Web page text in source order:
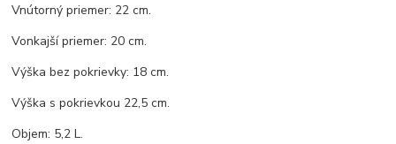
Vnútorný priemer: 22 cm.
Vonkajší priemer: 20 cm.
Výška bez pokrievky: 18 cm.
Výška s pokrievkou 22,5 cm.
Objem: 5,2 L.